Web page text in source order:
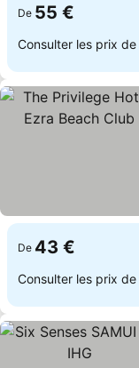
De 55 €
Consulter les prix de
De 43 €
Consulter les prix de